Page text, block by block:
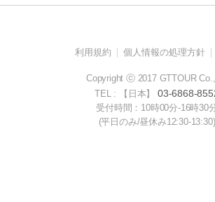
利用規約 個人情報の処理方針
Copyright ⓒ 2017 GTTOUR
TEL : 【日本】03-6868-
受付時間：10時00分-16時30
(平日のみ/昼休み12:30-13:30)